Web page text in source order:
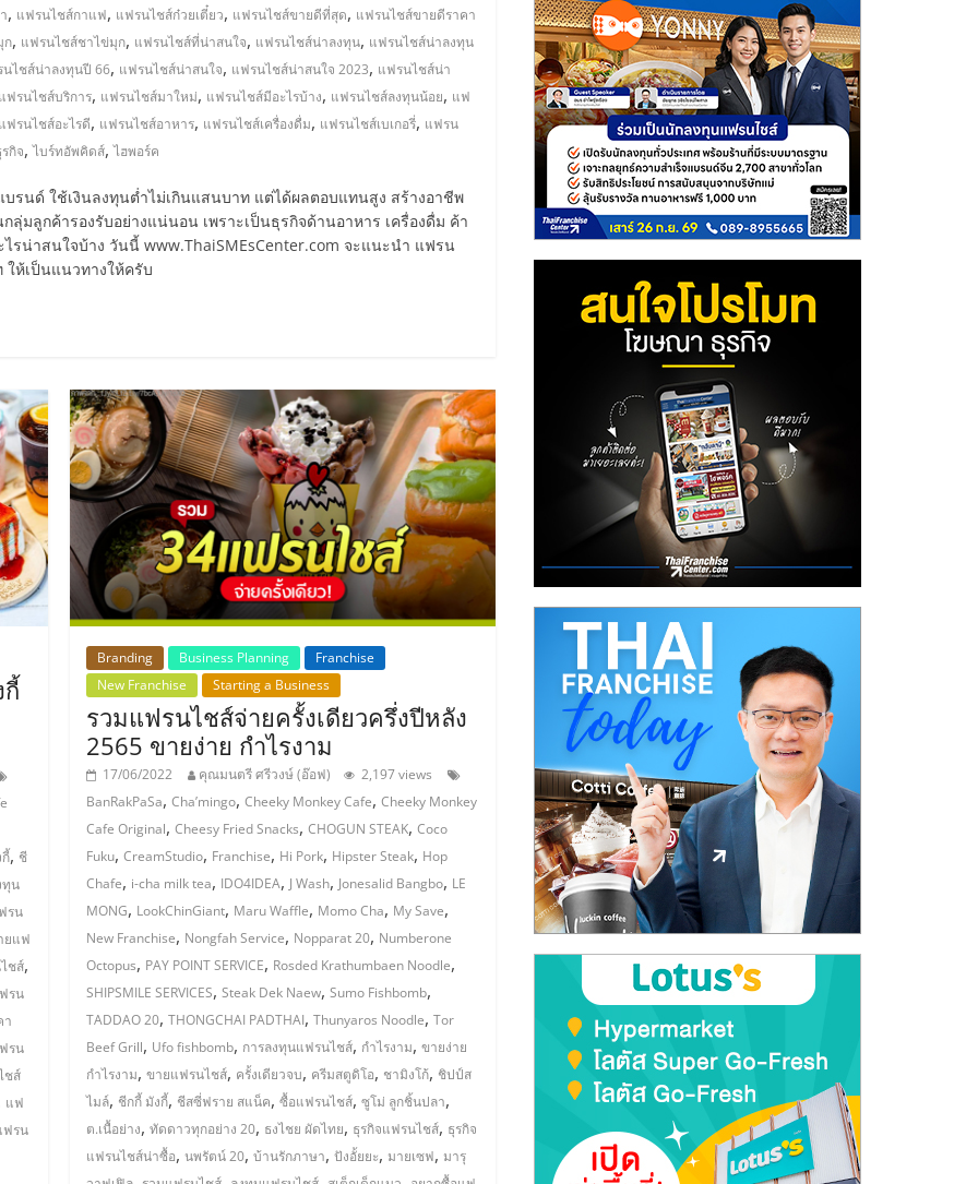
, แฟรนไชส์กาแฟ, แฟรนไชส์ก๋วยเตี๋ยว, แฟรนไชส์ขายดีที่สุด, แฟรนไชส์ขายดีราคา
ก, แฟรนไชส์ชาไข่มุก, แฟรนไชส์ที่น่าสนใจ, แฟรนไชส์น่าลงทุน, แฟรนไชส์น่าลงทุน
ไชส์น่าลงทุนปี 66, แฟรนไชส์น่าสนใจ, แฟรนไชส์น่าสนใจ 2023, แฟรนไชส์น่า
แฟรนไชส์บริการ, แฟรนไชส์มาใหม่, แฟรนไชส์มีอะไรบ้าง, แฟรนไชส์ลงทุนน้อย, แฟ
แฟรนไชส์อะไรดี, แฟรนไชส์อาหาร, แฟรนไชส์เครื่องดื่ม, แฟรนไชส์เบเกอรี่, แฟรน
กิจ,ไบร์ทอัพคิดส์,ไฮพอร์ค
รนด์ ใช้เงินลงทุนต่ำไม่เกินแสนบาท แต่ได้ผลตอบแทนสูง สร้างอาชีพ
ลุ่มลูกค้ารองรับอย่างแน่นอน เพราะเป็นธุรกิจด้านอาหาร เครื่องดื่ม ค้า
รน่าสนใจบ้าง วันนี้ www.ThaiSMEsCenter.com จะแนะนำ แฟรน
ห้เป็นแนวทางให้ครับ
, ชี
ทุน
รน
ยแฟ
ชส์,
รน
า
รน
ชส์
แฟ
ฟรน
Branding Business Planning
Franchise
New Franchise
Starting a Business
รวมแฟรนไชส์จ่ายครั้งเดียวครึ่งปีหลัง
2565 ขายง่าย กำไรงาม
17/06/2022 คุณมนตรี ศรีวงษ์ (อ๊อฟ)
2,197 views
BanRakPaSa,Cha’mingo,Cheeky Monkey Cafe,Cheeky Monkey
Cafe Original,Cheesy Fried Snacks,CHOGUN STEAK,Coco
Fuku,CreamStudio, Franchise, Hi Pork, Hipster Steak, Hop
Chafe, i-cha milk tea, IDO4IDEA, J Wash, Jonesalid Bangbo, LE
MONG, LookChinGiant, Maru Waffle, Momo Cha, My Save,
New Franchise, Nongfah Service, Nopparat 20, Numberone
Octopus, PAY POINT SERVICE, Rosded Krathumbaen Noodle,
SHIPSMILE SERVICES,Steak Dek Naew,Sumo Fishbomb,
TADDAO 20,THONGCHAI PADTHAI,Thunyaros Noodle,Tor
Beef Grill, Ufo fishbomb, การลงทุนแฟรนไชส์, กำไรงาม,ขายง่าย
กำไรงาม,ขายแฟรนไชส์, ครั้งเดียวจบ, ครีมสตูดิโอ, ชามิงโก้, ชิปป์ส
ไมล์, ชีกกี้ มังกี้, ชีสซี่ฟราย สแน็ค,ซื้อแฟรนไชส์,ซูโม่ ลูกชิ้นปลา,
ต.เนื้อย่าง,ทัดดาวทุกอย่าง 20, ธงไชย ผัดไทย, ธุรกิจแฟรนไชส์, ธุรกิจ
แฟรนไชส์น่าซื้อ,นพรัตน์ 20,บ้านรักภาษา,ปังอั้ยยะ,มายเซฟ,มารุ